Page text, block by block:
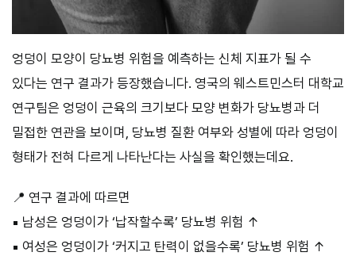
엉덩이 모양이 당뇨병 위험을 예측하는 신체 지표가 될 수
있다는 연구 결과가 등장했습니다. 영국의 웨스트민스터 대학교
연구팀은 엉덩이 근육의 크기보다 모양 변화가 당뇨병과 더
밀접한 연관을 보이며, 당뇨병 질환 여부와 성별에 따라 엉덩이
형태가 전혀 다르게 나타난다는 사실을 확인했는데요.
📍 연구 결과에 따르면
▪️ 남성은 엉덩이가 ‘납작할수록’ 당뇨병 위험 ↑
▪️ 여성은 엉덩이가 ‘커지고 탄력이 없을수록’ 당뇨병 위험 ↑